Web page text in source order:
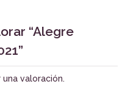
“Alegre
valoración.